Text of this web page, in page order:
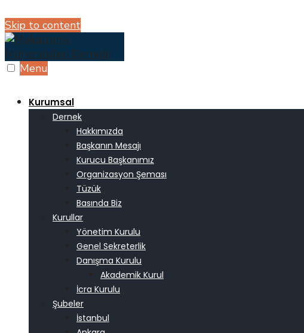
Skip to content
Menu
Kurumsal
Dernek
Hakkımızda
Başkanın Mesajı
Kurucu Başkanımız
Organizasyon Şeması
Tüzük
Basında Biz
Kurullar
Yönetim Kurulu
Genel Sekreterlik
Danışma Kurulu
Akademik Kurul
İcra Kurulu
Şubeler
İstanbul